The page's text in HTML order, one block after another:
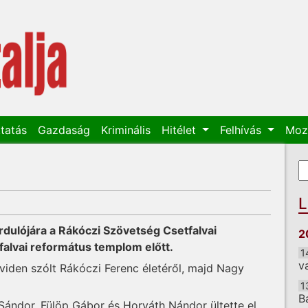
Gazdaság Kriminális Hitélet Felhívás
a Rákóczi Szövetség Csetfalvai
református templom előtt.
szólt Rákóczi Ferenc életéről, majd Nagy